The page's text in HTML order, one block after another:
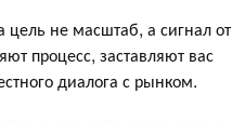
не масштаб, а сигнал от
процесс, заставляют вас
диалога с рынком.